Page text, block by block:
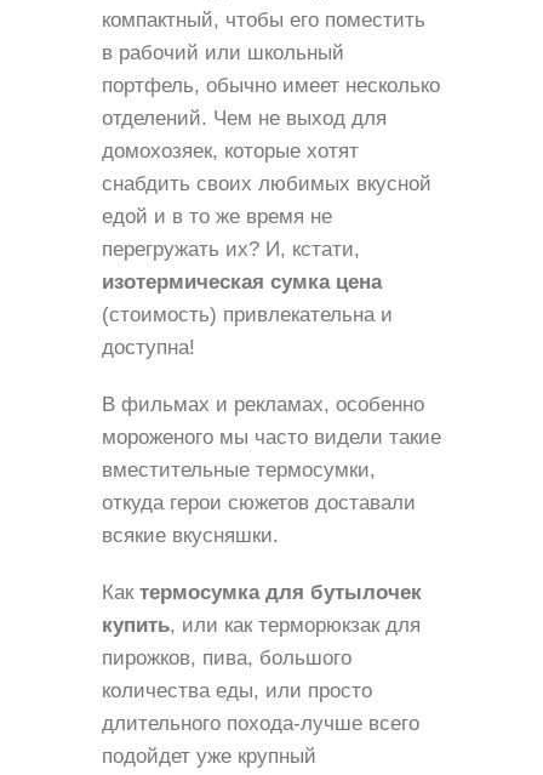
компактный, чтобы его поместить
в рабочий или школьный
портфель, обычно имеет несколько
отделений. Чем не выход для
домохозяек, которые хотят
снабдить своих любимых вкусной
едой и в то же время не
перегружать их? И, кстати,
изотермическая сумка цена
(стоимость) привлекательна и
доступна!
В фильмах и рекламах, особенно
мороженого мы часто видели такие
вместительные термосумки,
откуда герои сюжетов доставали
всякие вкусняшки.
Как термосумка для бутылочек
купить, или как терморюкзак для
пирожков, пива, большого
количества еды, или просто
длительного похода-лучше всего
подойдет уже крупный